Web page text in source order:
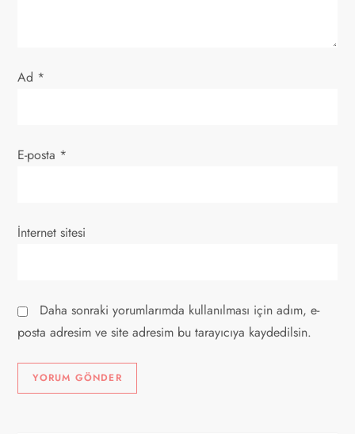
Ad *
E-posta *
İnternet sitesi
Daha sonraki yorumlarımda kullanılması için adım, e-
posta adresim ve site adresim bu tarayıcıya kaydedilsin.